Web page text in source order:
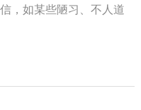
，如某些陋习、不人道